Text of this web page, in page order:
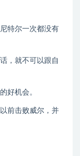
特尔一次都没有
，就不可以跟自
好机会。
前击败威尔，并